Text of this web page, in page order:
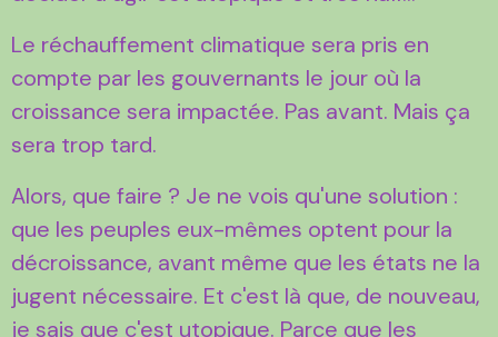
Le réchauffement climatique sera pris en
compte par les gouvernants le jour où la
croissance sera impactée. Pas avant. Mais ça
sera trop tard.
Alors, que faire ? Je ne vois qu'une solution :
que les peuples eux-mêmes optent pour la
décroissance, avant même que les états ne la
jugent nécessaire. Et c'est là que, de nouveau,
je sais que c'est utopique. Parce que les